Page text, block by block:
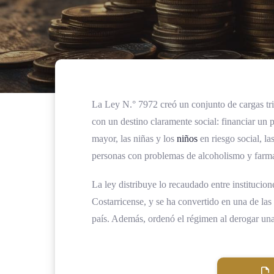
La Ley N.° 7972 creó un conjunto de cargas
con un destino claramente social: financiar un
mayor, las niñas y los niños en riesgo social,
personas con problemas de alcoholismo y
La ley distribuye lo recaudado entre
Costarricense, y se ha convertido en una de
país. Además, ordenó el régimen al derogar